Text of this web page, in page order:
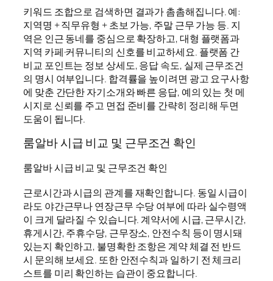
키워드 조합으로 검색하면 결과가 촘촘해집니다. 예:
지역명 + 직무유형 + 초보 가능, 주말 근무 가능 등. 지
역은 인근 동네를 중심으로 확장하고, 대형 플랫폼과
지역 카페·커뮤니티의 신호를 비교하세요. 플랫폼 간
비교 포인트는 정보 상세도, 응답 속도, 실제 근무조건
의 명시 여부입니다. 합격률을 높이려면 광고 요구사항
에 맞춘 간단한 자기소개와 빠른 응답, 예의 있는 첫 메
시지로 신뢰를 주고 면접 준비를 간략히 정리해 두면
도움이 됩니다.
룸알바 시급 비교 및 근무조건 확인
룸알바 시급 비교 및 근무조건 확인
근로시간과 시급의 관계를 재확인합니다. 동일 시급이
라도 야간근무나 연장근무 수당 여부에 따라 실수령액
이 크게 달라질 수 있습니다. 계약서에 시급, 근무시간,
휴게시간, 주휴수당, 근무장소, 안전수칙 등이 명시돼
있는지 확인하고, 불명확한 조항은 계약 체결 전 반드
시 문의해 보세요. 또한 안전수칙과 일하기 전 체크리
스트를 미리 확인하는 습관이 중요합니다.